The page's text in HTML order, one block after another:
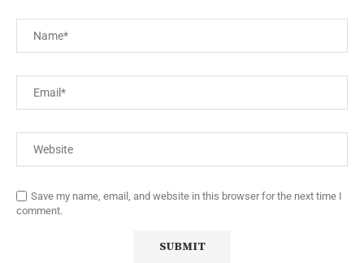
Save my name, email, and website in this browser for the next time I
comment.